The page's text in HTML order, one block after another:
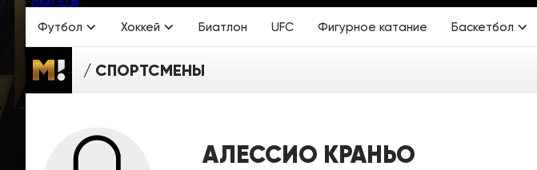
Футбол Хоккей Биатлон UFC Фигурное катание Баскетбол
СПОРТСМЕНЫ
АЛЕССИО КРАНЬО